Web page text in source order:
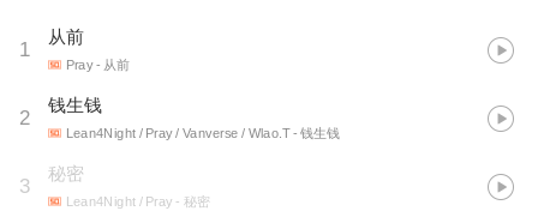
1
从前
Pray- 从前
2
钱生钱
Lean4Night / Pray / Vanverse / Wlao.T- 钱生钱
3
秘密
Lean4Night / Pray - 秘密